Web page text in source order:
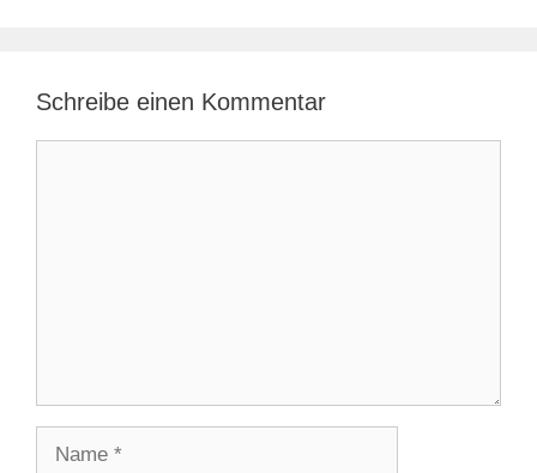
Schreibe einen Kommentar